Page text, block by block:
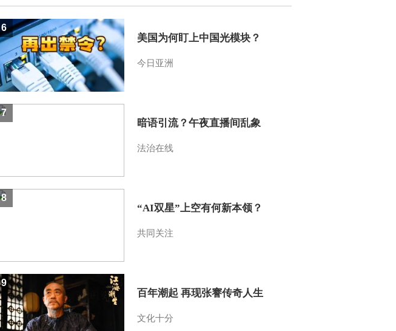
美国为何盯上中国光模块？
今日亚洲
6
暗语引流？午夜直播间乱象
法治在线
7
“AI双星”上空有何新本领？
共同关注
8
百年潮起 再现张謇传奇人生
文化十分
9